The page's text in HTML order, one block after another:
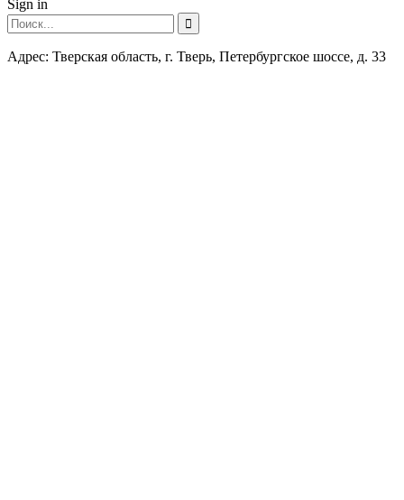
Sign in
Адрес: Тверская область, г. Тверь, Петербургское шоссе, д. 33